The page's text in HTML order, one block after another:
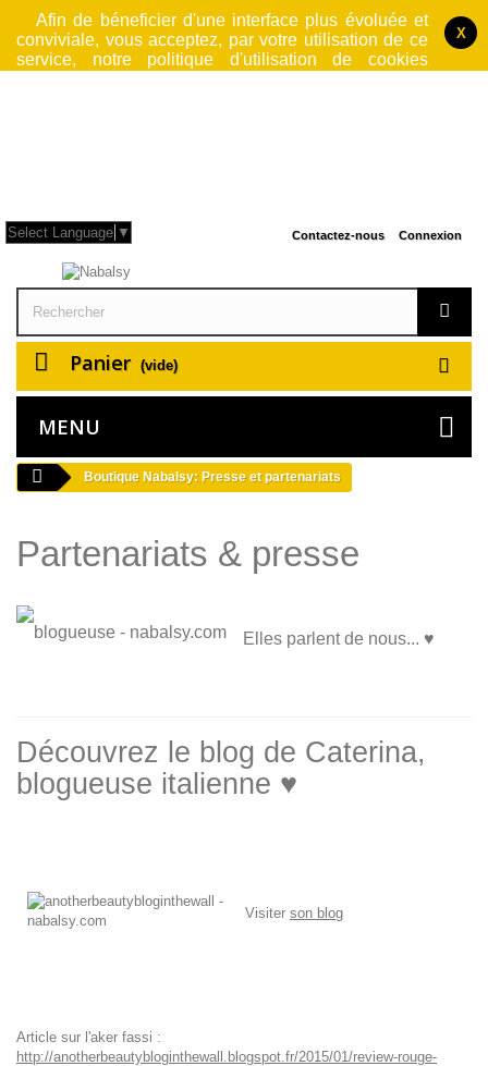
Afin de béneficier d'une interface plus évoluée et
conviviale, vous acceptez, par votre utilisation de ce
service, notre politique d'utilisation de cookies
X
Connexion
Contactez-nous
Panier (vide)
MENU
Select Language ▼
Boutique Nabalsy: Presse et partenariats
Partenariats & presse
Elles parlent de nous... ♥
Découvrez le blog de Caterina,
blogueuse italienne ♥
Visiter son blog
Article sur l'aker fassi :
http://anotherbeautybloginthewall.blogspot.fr/2015/01/review-rouge-